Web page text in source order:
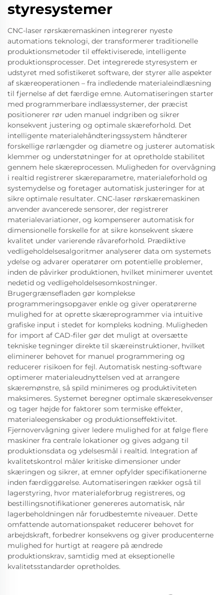
styresystemer
CNC-laser rørskæremaskinen integrerer nyeste
automations teknologi, der transformerer traditionelle
produktionsmetoder til effektiviserede, intelligente
produktionsprocesser. Det integrerede styresystem er
udstyret med sofistikeret software, der styrer alle aspekter
af skæreoperationen – fra indledende materialeindlæsning
til fjernelse af det færdige emne. Automatiseringen starter
med programmerbare indlæssystemer, der præcist
positionerer rør uden manuel indgriben og sikrer
konsekvent justering og optimale skæreforhold. Det
intelligente materialehåndteringssystem håndterer
forskellige rørlængder og diametre og justerer automatisk
klemmer og understøtninger for at opretholde stabilitet
gennem hele skæreprocessen. Muligheden for overvågning
i realtid registrerer skæreparametre, materialeforhold og
systemydelse og foretager automatisk justeringer for at
sikre optimale resultater. CNC-laser rørskæremaskinen
anvender avancerede sensorer, der registrerer
materialevariationer, og kompenserer automatisk for
dimensionelle forskelle for at sikre konsekvent skære
kvalitet under varierende råvareforhold. Prædiktive
vedligeholdelsesalgoritmer analyserer data om systemets
ydelse og advarer operatører om potentielle problemer,
inden de påvirker produktionen, hvilket minimerer uventet
nedetid og vedligeholdelsesomkostninger.
Brugergrænsefladen gør komplekse
programmeringsopgaver enkle og giver operatørerne
mulighed for at oprette skæreprogrammer via intuitive
grafiske input i stedet for kompleks kodning. Muligheden
for import af CAD-filer gør det muligt at oversætte
tekniske tegninger direkte til skæreinstruktioner, hvilket
eliminerer behovet for manuel programmering og
reducerer risikoen for fejl. Automatisk nesting-software
optimerer materialeudnyttelsen ved at arrangere
skæremønstre, så spild minimeres og produktiviteten
maksimeres. Systemet beregner optimale skæresekvenser
og tager højde for faktorer som termiske effekter,
materialeegenskaber og produktionseffektivitet.
Fjernovervågning giver ledere mulighed for at følge flere
maskiner fra centrale lokationer og gives adgang til
produktionsdata og ydelsesmål i realtid. Integration af
kvalitetskontrol måler kritiske dimensioner under
skæringen og sikrer, at emner opfylder specifikationerne
inden færdiggørelse. Automatiseringen rækker også til
lagerstyring, hvor materialeforbrug registreres, og
bestillingsnotifikationer genereres automatisk, når
lagerbeholdningen når forudbestemte niveauer. Dette
omfattende automationspaket reducerer behovet for
arbejdskraft, forbedrer konsekvens og giver producenterne
mulighed for hurtigt at reagere på ændrede
produktionskrav, samtidig med at ekseptionelle
kvalitetsstandarder opretholdes.